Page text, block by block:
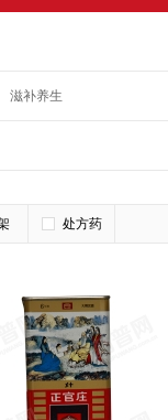
滋补养生
处方药